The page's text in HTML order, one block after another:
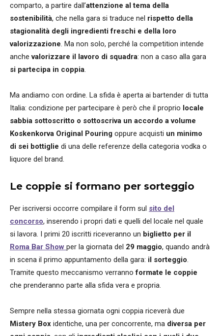
comparto, a partire dall’attenzione al tema della
sostenibilità, che nella gara si traduce nel rispetto della
stagionalità degli ingredienti freschi e della loro
valorizzazione. Ma non solo, perché la competition intende
anchevalorizzare il lavoro di squadra: non a caso alla gara
si partecipa in coppia.
Ma andiamo con ordine. La sfida è aperta ai bartender di tutta
Italia: condizione per partecipare è però che il proprio locale
sabbia sottoscritto o sottoscriva un accordo a volume
Koskenkorva Original Pouring oppure acquisti un minimo
di sei bottiglie di una delle referenze della categoria vodka o
liquore del brand.
Le coppie si formano per sorteggio
Per iscriversi occorre compilare il form sul sito del
concorso, inserendo i propri dati e quelli del locale nel quale
si lavora. I primi 20 iscritti riceveranno un biglietto per il
Roma Bar Show per la giornata del 29 maggio, quando andrà
in scena il primo appuntamento della gara: il sorteggio.
Tramite questo meccanismo verrannoformate le coppie
che prenderanno parte alla sfida vera e propria.
Sempre nella stessa giornata ogni coppia riceverà due
Mistery Box identiche, una per concorrente, ma diversa per